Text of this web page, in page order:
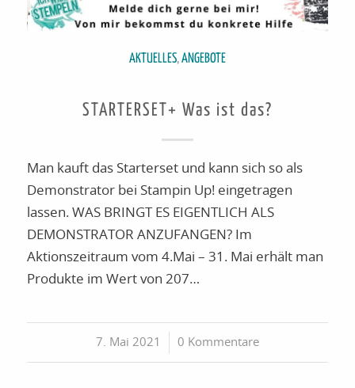
AKTUELLES,ANGEBOTE
STARTERSET+ Was ist das?
Man kauft das Starterset und kann sich so als
Demonstrator bei Stampin Up! eingetragen
lassen. WAS BRINGT ES EIGENTLICH ALS
DEMONSTRATOR ANZUFANGEN? Im
Aktionszeitraum vom 4.Mai – 31. Mai erhält man
Produkte im Wert von 207…
7. Mai 2021
/ 0 Kommentare